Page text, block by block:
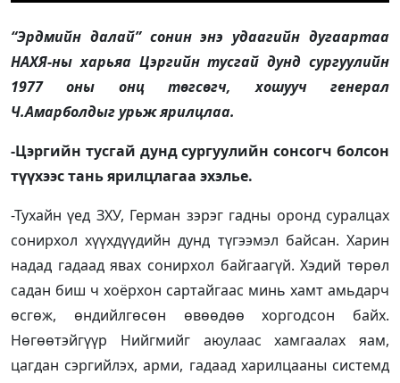
“Эрдмийн далай” сонин энэ удаагийн дугаартаа
НАХЯ-ны харьяа Цэргийн тусгай дунд сургуулийн
1977 оны онц төгсөгч, хошууч генерал
Ч.Амарболдыг урьж ярилцлаа.
-Цэргийн тусгай дунд сургуулийн сонсогч болсон
түүхээс тань ярилцлагаа эхэлье.
-Тухайн үед ЗХУ, Герман зэрэг гадны оронд суралцах
сонирхол хүүхдүүдийн дунд түгээмэл байсан. Харин
надад гадаад явах сонирхол байгаагүй. Хэдий төрөл
садан биш ч хоёрхон сартайгаас минь хамт амьдарч
өсгөж, өндийлгөсөн өвөөдөө хоргодсон байх.
Нөгөөтэйгүүр Нийгмийг аюулаас хамгаалах яам,
цагдан сэргийлэх, арми, гадаад харилцааны системд